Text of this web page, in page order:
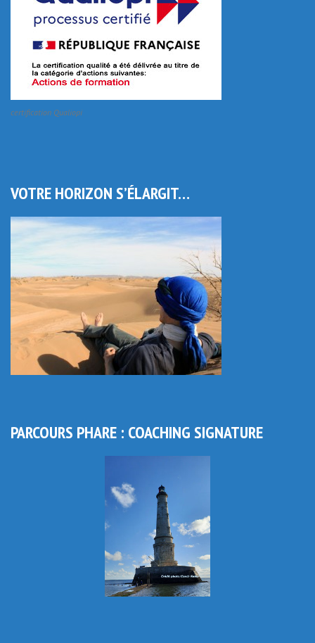
certification Qualiopi
VOTRE HORIZON S’ÉLARGIT…
PARCOURS PHARE : COACHING SIGNATURE